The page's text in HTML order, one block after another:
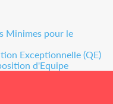
Minimes pour le
Exceptionnelle (QE)
d'Equipe